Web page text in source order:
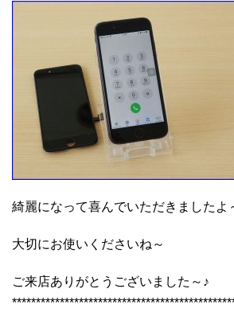
綺麗になって喜んでいただきましたよ
大切にお使いくださいね～
ご来店ありがとうございました～♪